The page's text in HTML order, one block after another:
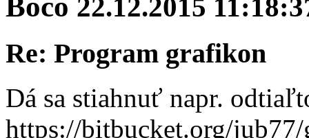
Boco 22.12.2015
Re: Program grafikon
Dá sa stiahnuť napr.
https://bitbucket.org/